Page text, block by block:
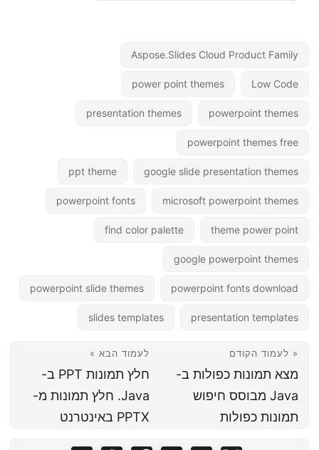
Aspose.Slides Cloud Product Family
Low Code
power point themes
powerpoint themes
presentation themes
powerpoint themes free
google slide presentation themes
ppt theme
microsoft powerpoint themes
powerpoint fonts
theme power point
find color palette
google powerpoint themes
powerpoint fonts download
powerpoint slide themes
presentation templates
slides templates
« לעמוד הקודם
מצא תמונות כפולות ב-
Java מבוסס חיפוש
תמונות כפולות
לעמוד הבא »
חלץ תמונות PPT ב-
Java. חלץ תמונות מ-
PPTX באינטרנט